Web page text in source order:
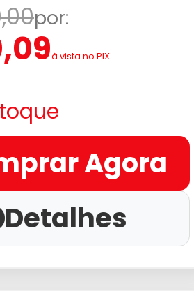
por:
à vista no PIX
Agora
Detalhes